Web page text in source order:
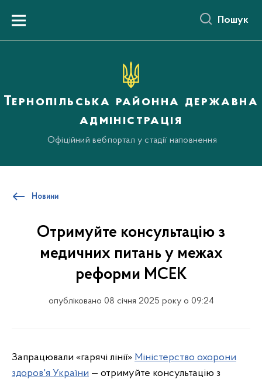
вмістуMenu Пошук
Тернопільська районна державна
адміністрація
Офіційний вебпортал у стадії наповнення
Новини
Отримуйте консультацію з
медичних питань у межах
реформи МСЕК
опубліковано 08 січня 2025 року о 09:24
Запрацювали «гарячі лінії» Міністерство охорони
здоров'я України — отримуйте консультацію з